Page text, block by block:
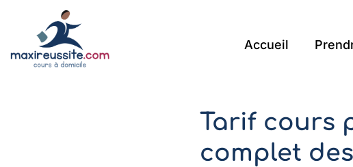
Accueil
Tarif cours
complet